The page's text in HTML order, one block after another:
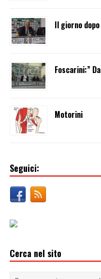
Il giorno
Foscarini:”
Motorini
Seguici:
Cerca nel sito